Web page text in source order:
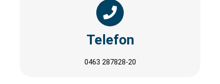
Telefon
0463 287828-20